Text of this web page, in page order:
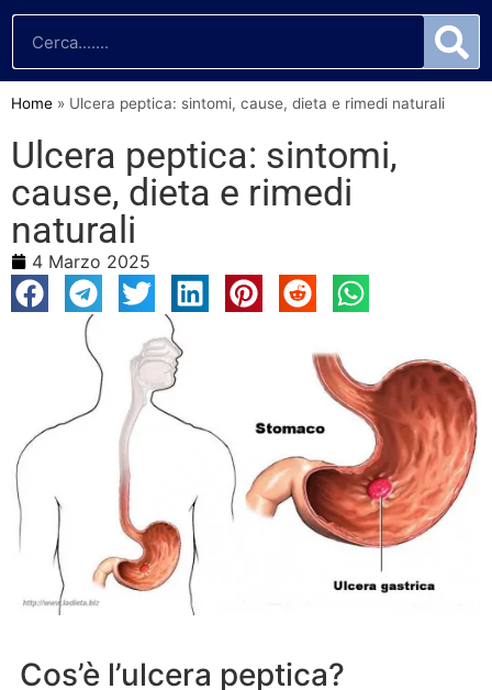
Home » Ulcera peptica: sintomi, cause, dieta e rimedi naturali
Ulcera peptica: sintomi,
cause, dieta e rimedi
naturali
4 Marzo 2025
Cos’è l’ulcera peptica?